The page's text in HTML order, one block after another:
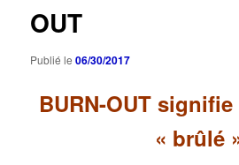
OUT
Publié le06/30/2017
BURN-OUT
« brûlé